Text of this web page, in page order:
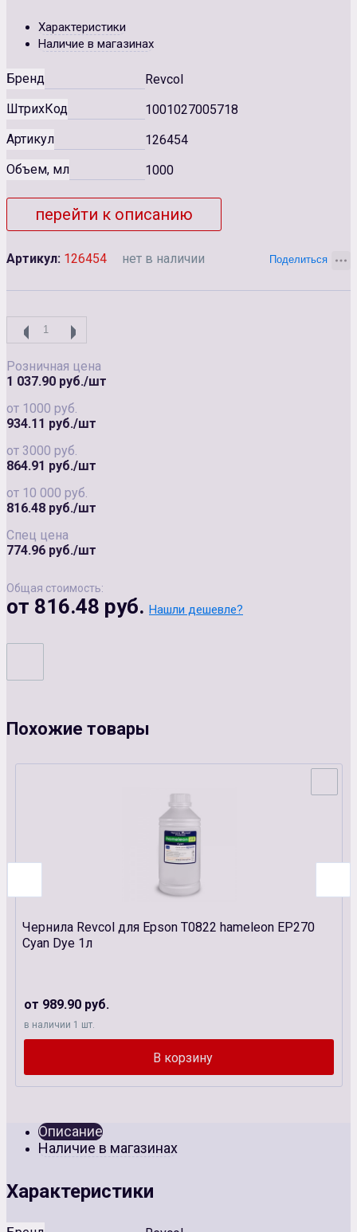
Характеристики
Наличие в магазинах
Бренд
Revcol
ШтрихКод
1001027005718
Артикул
126454
Объем, мл
1000
перейти к описанию
Артикул: 126454 нет в наличии
Розничная цена
1 037.90 руб./шт
от 1000 руб.
934.11 руб./шт
от 3000 руб.
864.91 руб./шт
от 10 000 руб.
816.48 руб./шт
Спец цена
774.96 руб./шт
Общая стоимость:
от 816.48 руб. Нашли дешевле?
Похожие товары
Чернила Revcol для Epson T0822 hameleon EP270
Cyan Dye 1л
от 989.90 руб.
в наличии 1 шт.
Описание
Наличие в магазинах
Характеристики